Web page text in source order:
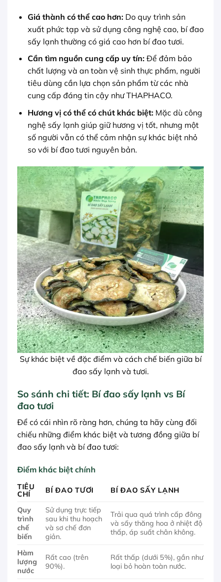
Giá thành có thể cao hơn:Do quy trình sản
xuất phức tạp và sử dụng công nghệ cao, bí đao
sấy lạnh thường có giá cao hơn bí đao tươi.
Cần tìm nguồn cung cấp uy tín:Để đảm bảo
chất lượng và an toàn vệ sinh thực phẩm, người
tiêu dùng cần lựa chọn sản phẩm từ các nhà
cung cấp đáng tin cậy như THAPHACO.
Hương vị có thể có chút khác biệt:Mặc dù công
nghệ sấy lạnh giúp giữ hương vị tốt, nhưng một
số người vẫn có thể cảm nhận sự khác biệt nhỏ
so với bí đao tươi nguyên bản.
Sự khác biệt về đặc điểm và cách chế biến giữa bí
đao sấy lạnh và tươi.
So sánh chi tiết: Bí đao sấy lạnh vs Bí
đao tươi
Để có cái nhìn rõ ràng hơn, chúng ta hãy cùng đối
chiếu những điểm khác biệt và tương đồng giữa bí
đao sấy lạnh và bí đao tươi:
Điểm khác biệt chính
TIÊU
CHÍ
BÍ ĐAO TƯƠI BÍ ĐAO SẤY LẠNH
Quy
trình
chế
biến
Sử dụng trực tiếp
sau khi thu hoạch
và sơ chế đơn
giản.
Trải qua quá trình cấp đông
và sấy thăng hoa ở nhiệt độ
thấp, áp suất chân không.
Hàm
lượng
nước
Rất cao (trên
90%).
Rất thấp (dưới 5%), gần như
loại bỏ hoàn toàn nước.